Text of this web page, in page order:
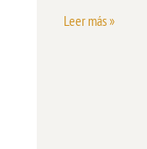
Leer más »